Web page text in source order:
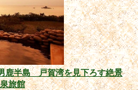
半島 戸賀湾を見下ろす絶景
旅館